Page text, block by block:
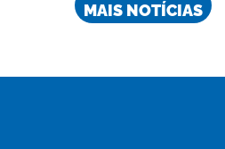
MAIS NOTÍCIAS